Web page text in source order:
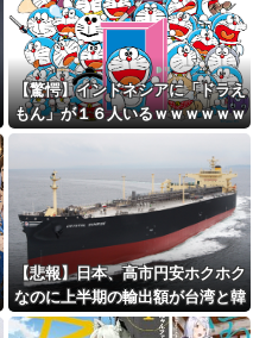
Powered by livedoor 相互RSS
【驚愕】インドネシアに「ドラえ
もん」が１６人いるｗｗｗｗｗｗ
ｗｗｗｗｗ
【悲報】日本、高市円安ホクホク
なのに上半期の輸出額が台湾と韓
国に抜かれる・・・